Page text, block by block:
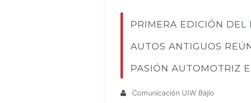
PRIMERA EDICIÓN DEL
AUTOS ANTIGUOS
PASIÓN AUTOMOTRIZ
Comunicación UIW Bajío